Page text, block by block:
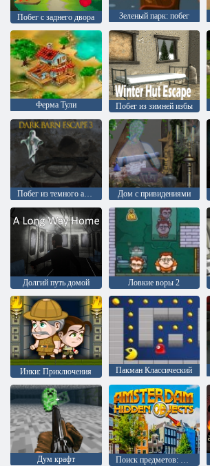
Побег с заднего двора Зеленый парк: побег
Ферма Тули Побег из зимней избы
Побег из темного амбара 3 Дом с привидениями
Долгий путь домой Ловкие воры 2
Инки: Приключения Пакман Классический
Дум крафт Поиск предметов: Амстердам